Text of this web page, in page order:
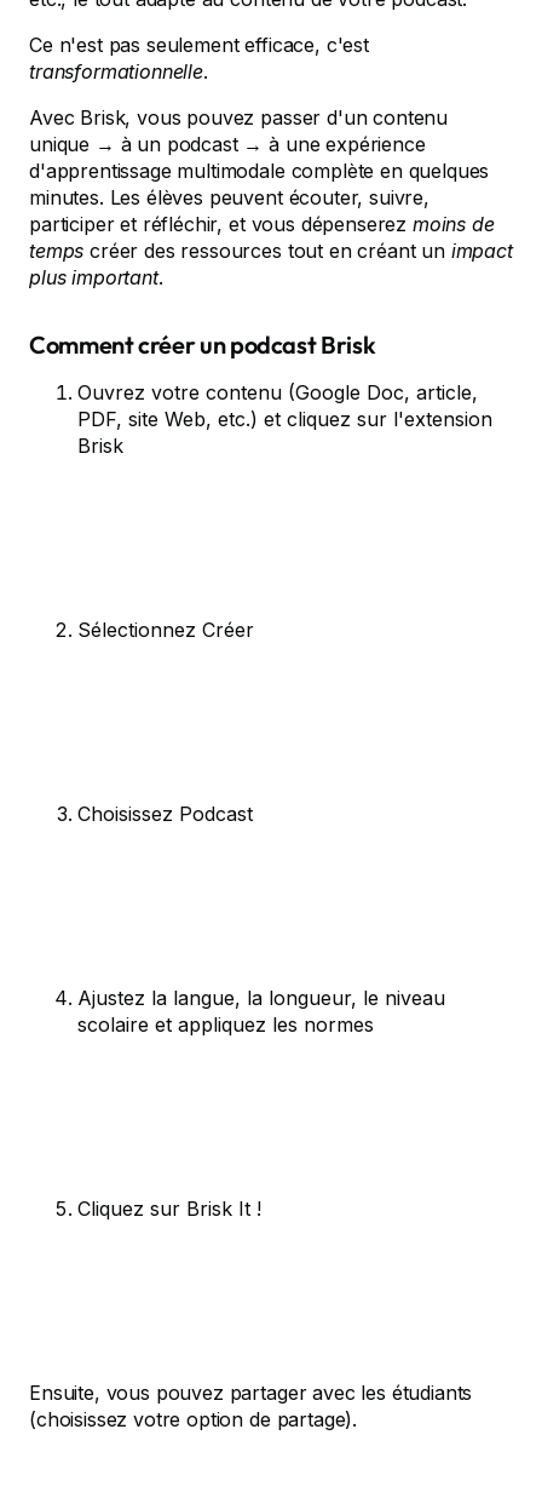
Ce n'est pas seulement efficace, c'est
transformationnelle.
Avec Brisk, vous pouvez passer d'un contenu
unique → à un podcast → à une expérience
d'apprentissage multimodale complète en quelques
minutes. Les élèves peuvent écouter, suivre,
participer et réfléchir, et vous dépenserez moins de
temps créer des ressources tout en créant un impact
plus important.
Comment créer un podcast Brisk
Ouvrez votre contenu (Google Doc, article,
PDF, site Web, etc.) et cliquez sur l'extension
Brisk
Sélectionnez Créer
Choisissez Podcast
Ajustez la langue, la longueur, le niveau
scolaire et appliquez les normes
Cliquez sur Brisk It !
Ensuite, vous pouvez partager avec les étudiants
(choisissez votre option de partage).